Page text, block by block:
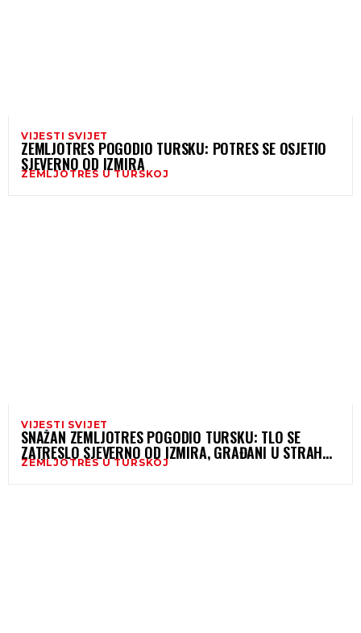
VIJESTI SVIJET
ZEMLJOTRES POGODIO TURSKU: POTRES SE OSJETIO
SJEVERNO OD IZMIRA
ZEMLJOTRES U TURSKOJ
VIJESTI SVIJET
SNAŽAN ZEMLJOTRES POGODIO TURSKU: TLO SE
ZATRESLO SJEVERNO OD IZMIRA, GRAĐANI U STRAHU
IZAŠLI NA ULICE
ZEMLJOTRES U TURSKOJ